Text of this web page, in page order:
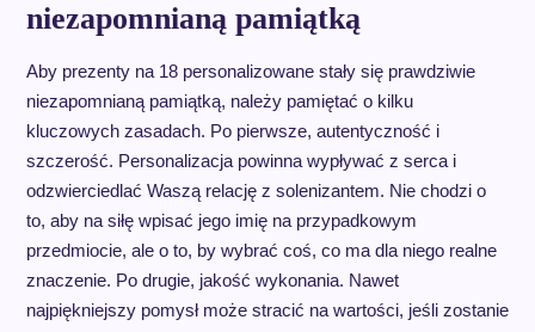
niezapomnianą pamiątką
Aby prezenty na 18 personalizowane stały się prawdziwie
niezapomnianą pamiątką, należy pamiętać o kilku
kluczowych zasadach. Po pierwsze, autentyczność i
szczerość. Personalizacja powinna wypływać z serca i
odzwierciedlać Waszą relację z solenizantem. Nie chodzi o
to, aby na siłę wpisać jego imię na przypadkowym
przedmiocie, ale o to, by wybrać coś, co ma dla niego realne
znaczenie. Po drugie, jakość wykonania. Nawet
najpiękniejszy pomysł może stracić na wartości, jeśli zostanie